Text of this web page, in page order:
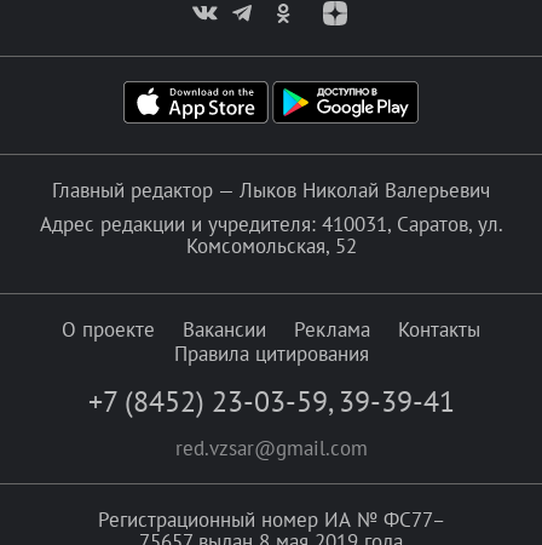
Главный редактор — Лыков Николай Валерьевич
Адрес редакции и учредителя: 410031, Саратов, ул.
Комсомольская, 52
О проекте Вакансии Реклама
Контакты
Правила цитирования
+7 (8452) 23-03-59, 39-39-41
red.vzsar@gmail.com
Регистрационный номер ИА № ФС77–